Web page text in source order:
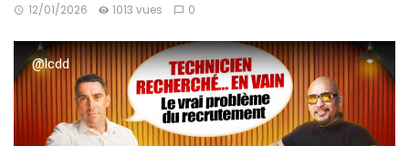
12/01/2026 1013 vues 0
@lcdd